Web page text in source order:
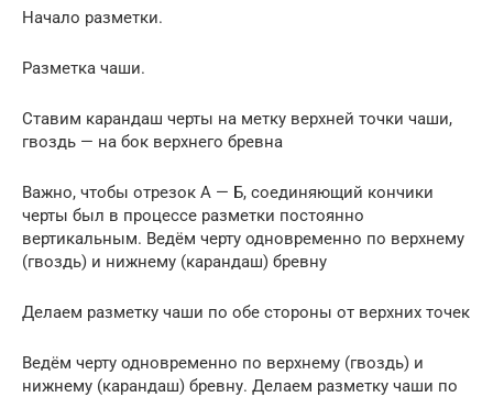
Начало разметки.
Разметка чаши.
Ставим карандаш черты на метку верхней точки чаши,
гвоздь — на бок верхнего бревна
Важно, чтобы отрезок А — Б, соединяющий кончики
черты был в процессе разметки постоянно
вертикальным. Ведём черту одновременно по верхнему
(гвоздь) и нижнему (карандаш) бревну
Делаем разметку чаши по обе стороны от верхних точек
Ведём черту одновременно по верхнему (гвоздь) и
нижнему (карандаш) бревну. Делаем разметку чаши по